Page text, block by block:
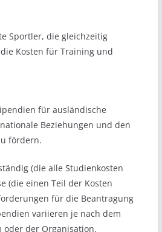
Sportler, die gleichzeitig
Kosten für Training und
für ausländische
Beziehungen und den
fördern.
(die alle Studienkosten
(die einen Teil der Kosten
für die Beantragung
variieren je nach dem
oder der Organisation.